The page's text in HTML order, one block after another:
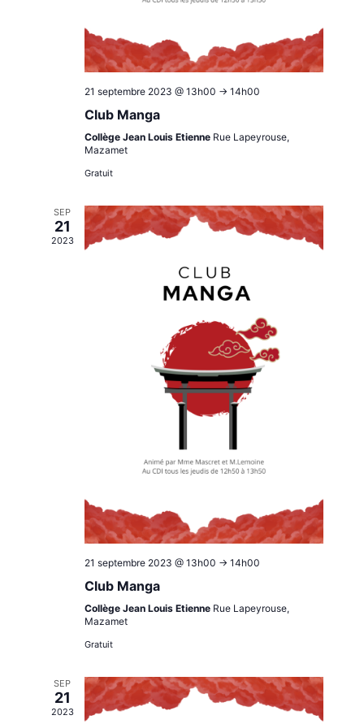
21 septembre 2023 @ 13h00 -> 14h00
Club Manga
Collège Jean Louis Etienne Rue Lapeyrouse,
Mazamet
Gratuit
SEP
21
2023
21 septembre 2023 @ 13h00 -> 14h00
Club Manga
Collège Jean Louis Etienne Rue Lapeyrouse,
Mazamet
Gratuit
SEP
21
2023